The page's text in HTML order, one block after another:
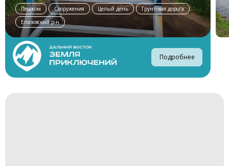
Пешком Сооружения Целый день
Грунтовая дорога
Елизовский р-н
Подробнее